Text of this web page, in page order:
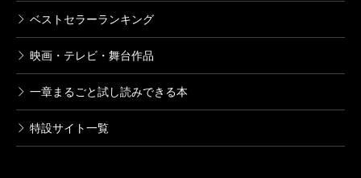
ベストセラーランキング
映画・テレビ・舞台作品
一章まるごと試し読みできる本
特設サイト一覧